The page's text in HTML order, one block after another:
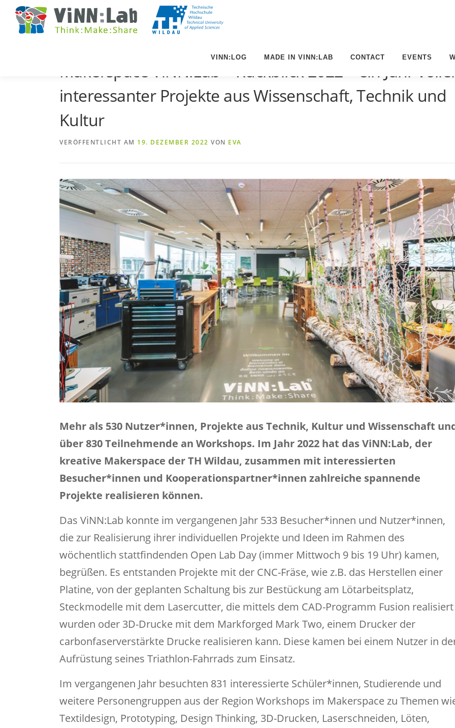
Inhalt
springen
VINN:LOG MADE IN VINN:LAB CONTACT EVENTS
Makerspace ViNN:Lab – Rückblick 2022 – ein Jahr
interessanter Projekte aus Wissenschaft, Technik und
Kultur
VERÖFFENTLICHT AM 19. DEZEMBER 2022 VON EVA
Mehr als 530 Nutzer*innen, Projekte aus Technik, Kultur und Wissenschaft
über 830 Teilnehmende an Workshops. Im Jahr 2022 hat das ViNN:Lab, der
kreative Makerspace der TH Wildau, zusammen mit interessierten
Besucher*innen und Kooperationspartner*innen zahlreiche spannende
Projekte realisieren können.
Das ViNN:Lab konnte im vergangenen Jahr 533 Besucher*innen und Nutzer*innen,
die zur Realisierung ihrer individuellen Projekte und Ideen im Rahmen des
wöchentlich stattfindenden Open Lab Day (immer Mittwoch 9 bis 19 Uhr) kamen,
begrüßen. Es entstanden Projekte mit der CNC-Fräse, wie z.B. das Herstellen einer
Platine, von der geplanten Schaltung bis zur Bestückung am Lötarbeitsplatz,
Steckmodelle mit dem Lasercutter, die mittels dem CAD-Programm Fusion realisiert
wurden oder 3D-Drucke mit dem Markforged Mark Two, einem Drucker der
carbonfaserverstärkte Drucke realisieren kann. Diese kamen bei einem Nutzer in
Aufrüstung seines Triathlon-Fahrrads zum Einsatz.
Im vergangenen Jahr besuchten 831 interessierte Schüler*innen, Studierende und
weitere Personengruppen aus der Region Workshops im Makerspace zu Themen
Textildesign, Prototyping, Design Thinking, 3D-Drucken, Laserschneiden, Löten,